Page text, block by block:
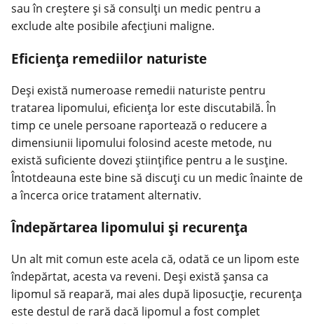
sau în creștere și să consulți un medic pentru a
exclude alte posibile afecțiuni maligne.
Eficiența remediilor naturiste
Deși există numeroase remedii naturiste pentru
tratarea lipomului, eficiența lor este discutabilă. În
timp ce unele persoane raportează o reducere a
dimensiunii lipomului folosind aceste metode, nu
există suficiente dovezi științifice pentru a le susține.
Întotdeauna este bine să discuți cu un medic înainte de
a încerca orice tratament alternativ.
Îndepărtarea lipomului și recurența
Un alt mit comun este acela că, odată ce un lipom este
îndepărtat, acesta va reveni. Deși există șansa ca
lipomul să reapară, mai ales după liposucție, recurența
este destul de rară dacă lipomul a fost complet